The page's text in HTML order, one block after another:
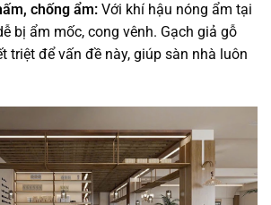
chống ẩm: Với khí hậu nóng ẩm tại
bị ẩm mốc, cong vênh. Gạch giả gỗ
triệt để vấn đề này, giúp sàn nhà luôn